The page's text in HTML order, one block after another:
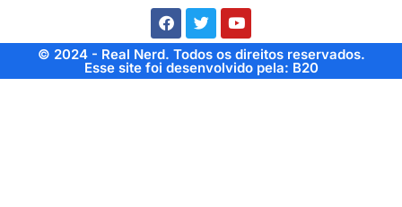
© 2024 - Real Nerd. Todos os direitos reservados.
Esse site foi desenvolvido pela: B20